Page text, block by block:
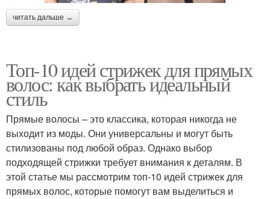
читать дальше →
Топ-10 идей стрижек для прямых
волос: как выбрать идеальный
стиль
Прямые волосы – это классика, которая никогда не
выходит из моды. Они универсальны и могут быть
стилизованы под любой образ. Однако выбор
подходящей стрижки требует внимания к деталям. В
этой статье мы рассмотрим топ-10 идей стрижек для
прямых волос, которые помогут вам выделиться и